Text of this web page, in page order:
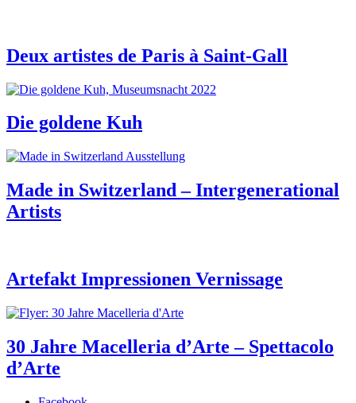
Deux artistes de Paris à Saint-Gall
Die goldene Kuh
Made in Switzerland – Intergenerational
Artists
Artefakt Impressionen Vernissage
30 Jahre Macelleria d’Arte – Spettacolo
d’Arte